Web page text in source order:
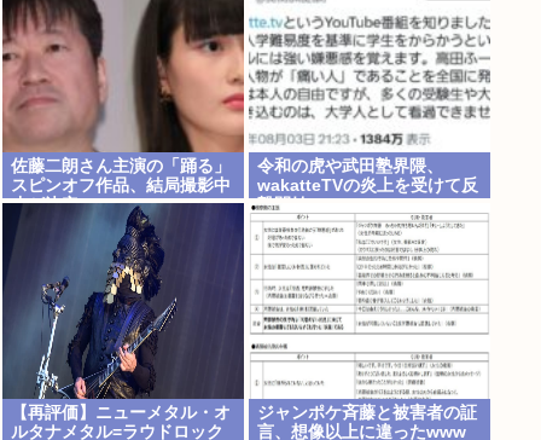
佐藤二朗さん主演の「踊る」
スピンオフ作品、結局撮影中
止が決定www
令和の虎や武田塾界隈、
wakatteTVの炎上を受けて反
撃開始
【再評価】ニューメタル・オ
ルタナメタル=ラウドロック
ジャンポケ斉藤と被害者の証
言、想像以上に違ったwww